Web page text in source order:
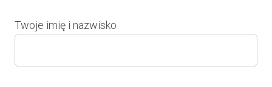
Twoje imię i nazwisko